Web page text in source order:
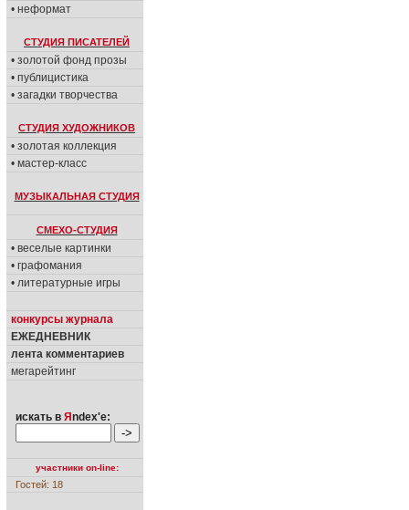
• неформат
СТУДИЯ ПИСАТЕЛЕЙ
• золотой фонд прозы
• публицистика
• загадки творчества
СТУДИЯ ХУДОЖНИКОВ
• золотая коллекция
• мастер-класс
МУЗЫКАЛЬНАЯ СТУДИЯ
СМЕХО-СТУДИЯ
• веселые картинки
• графомания
• литературные игры
конкурсы журнала
ЕЖЕДНЕВНИК
лента комментариев
мегарейтинг
искать в Я ndex'е:
участники on-line:
Гостей: 18